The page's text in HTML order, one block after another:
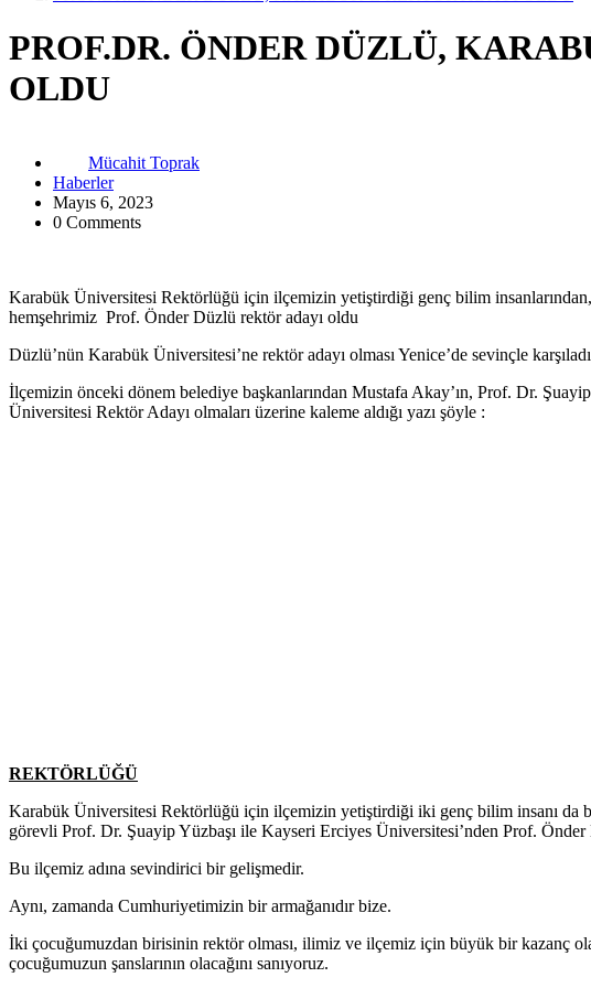
PROF.DR. ÖNDER DÜZLÜ,
OLDU
Mücahit Toprak
Haberler
Mayıs 6, 2023
0 Comments
Karabük Üniversitesi Rektörlüğü için ilçemizin yetiştirdiği genç bilim
hemşehrimiz Prof. Önder Düzlü rektör adayı oldu
Düzlü’nün Karabük Üniversitesi’ne rektör adayı olması Yenice’de sevinçle
İlçemizin önceki dönem belediye başkanlarından Mustafa Akay’ın, Prof. Dr.
Üniversitesi Rektör Adayı olmaları üzerine kaleme aldığı yazı şöyle :
REKTÖRLÜĞÜ
Karabük Üniversitesi Rektörlüğü için ilçemizin yetiştirdiği iki genç bilim insanı da
görevli Prof. Dr. Şuayip Yüzbaşı ile Kayseri Erciyes Üniversitesi’nden Prof. Önder
Bu ilçemiz adına sevindirici bir gelişmedir.
Aynı, zamanda Cumhuriyetimizin bir armağanıdır bize.
İki çocuğumuzdan birisinin rektör olması, ilimiz ve ilçemiz için büyük bir kazanç
çocuğumuzun şanslarının olacağını sanıyoruz.